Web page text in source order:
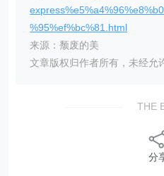
%95%ef%bc%81.html
来源：颓废的美
文章版权归作者所有，未经允
THE
分